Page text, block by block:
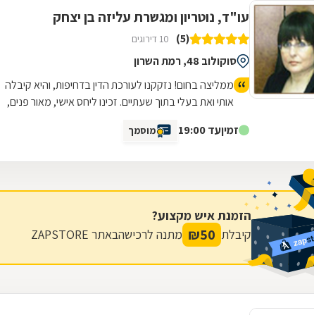
נענינו ברוח טובה ובאהדה, וכמובן בביצוע מהדרגה
הראשונה. אין בה או במשרדה שום העמדות פנים שמאפיינות
לא מעט עוסקים במקצוע זה, ותמיד נעים לפנות אליה בכל
שאלה. קל לתקשר איתה ועם משרדה בערוצים שונים, ותמיד
מגיע מענה בזמן.
עו"ד, נוטריון ומגשרת עליזה בן יצחק
(5) 10 דירוגים
סוקולוב 48, רמת השרון
ממליצה בחום! נזקקנו לעורכת הדין בדחיפות, והיא קיבלה
אותי ואת בעלי בתוך שעתיים. זכינו ליחס אישי, מאור פנים,
ואכפתי, והרגשנו שאנחנו בידיים טובות. תודה רבה על כל
זמיןעד 19:00 מוסמך
הזמנת איש מקצוע?
קיבלת 50
₪ מתנה לרכישהבאתר ZAPSTORE